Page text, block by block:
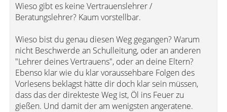
Wieso gibt es keine Vertrauenslehrer /
Beratungslehrer? Kaum vorstellbar.
Wieso bist du genau diesen Weg gegangen? Warum
nicht Beschwerde an Schulleitung, oder an anderen
"Lehrer deines Vertrauens", oder an deine Eltern?
Ebenso klar wie du klar voraussehbare Folgen des
Vorlesens beklagst hätte dir doch klar sein müssen,
dass das der direkteste Weg ist, Öl ins Feuer zu
gießen. Und damit der am wenigsten angeratene.